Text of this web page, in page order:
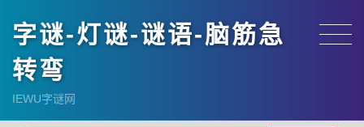
字谜-灯谜-谜语-脑筋急
转弯
IEWU字谜网